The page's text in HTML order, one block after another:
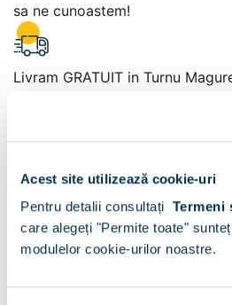
Acest site utilizează cookie-uri
Pentru detalii consultați Termeni
care alegeți "Permite toate"
modulelor cookie-urilor noastre.
sa ne cunoastem!
Livram GRATUIT in Turnu
Plata la livrare sau in magazin
Turnu Magurele
+